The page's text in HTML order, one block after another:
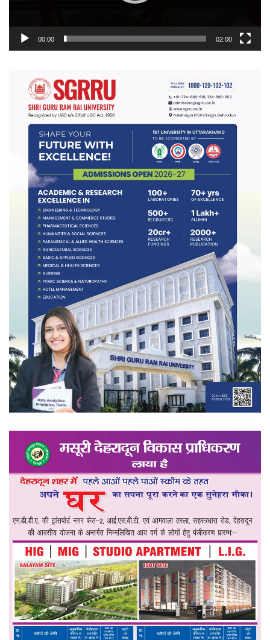
00:00 02:00